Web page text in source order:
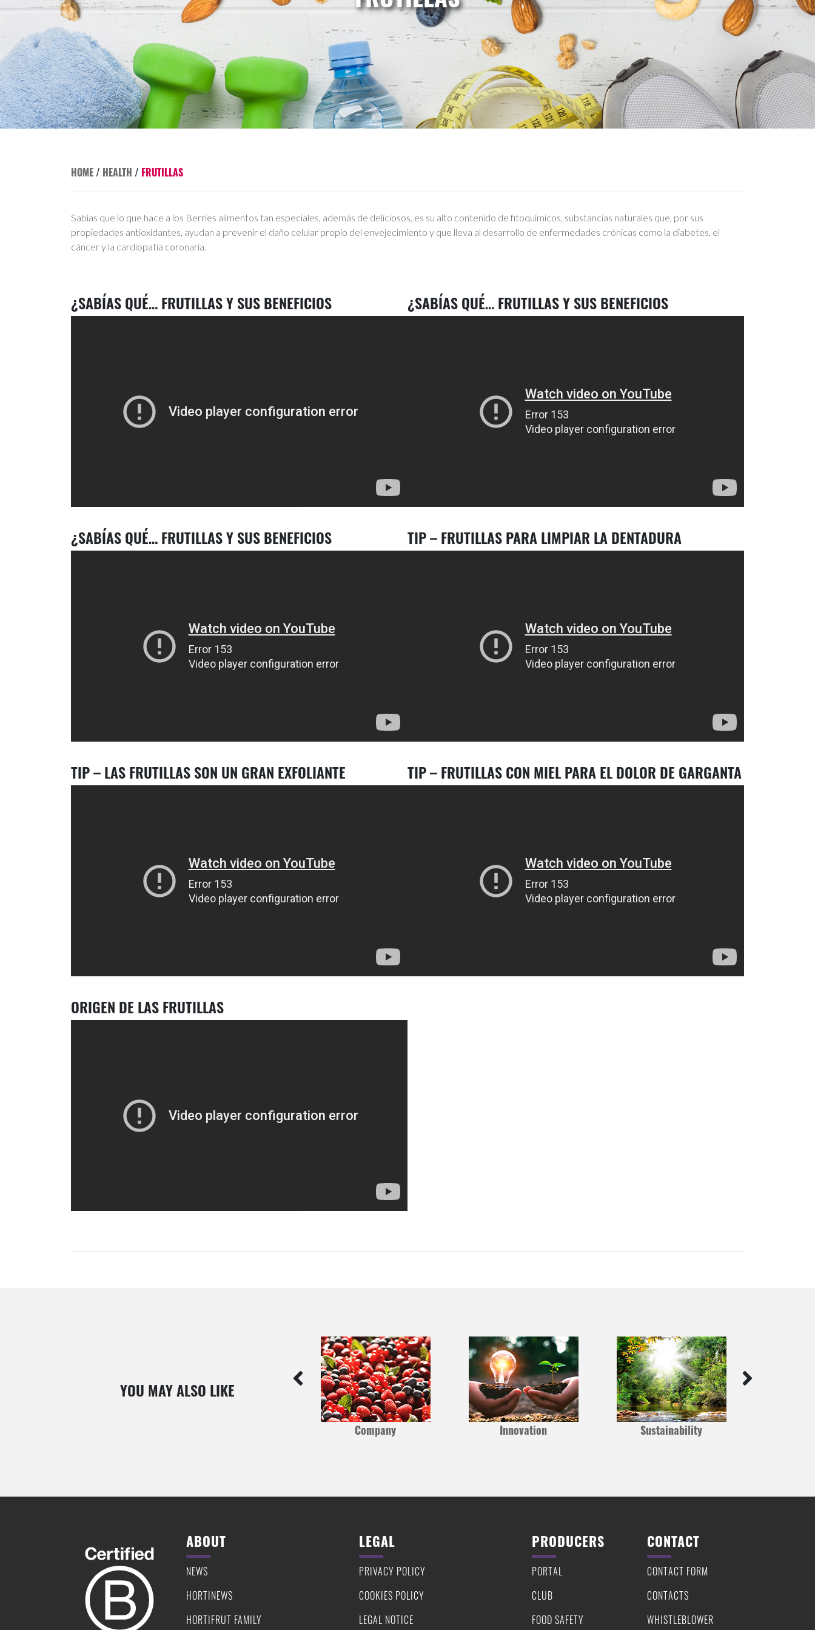
HOME/ HEALTH / FRUTILLAS
Sabías que lo que hace a los Berries alimentos tan especiales, además de deliciosos, es su alto contenido de fitoquímicos, substancias naturales que, por sus
propiedades antioxidantes, ayudan a prevenir el daño celular propio del envejecimiento y que lleva al desarrollo de enfermedades crónicas como la diabetes, el
cáncer y la cardiopatía coronaria.
¿SABÍAS QUÉ… FRUTILLAS Y SUS BENEFICIOS ¿SABÍAS QUÉ… FRUTILLAS Y SUS BENEFICIOS
¿SABÍAS QUÉ… FRUTILLAS Y SUS BENEFICIOS TIP – FRUTILLAS PARA LIMPIAR LA DENTADURA
TIP – LAS FRUTILLAS SON UN GRAN EXFOLIANTE TIP – FRUTILLAS CON MIEL PARA EL DOLOR DE GARGANTA
ORIGEN DE LAS FRUTILLAS
YOU MAY ALSO LIKE
Company Innovation Sustainability
ABOUT
NEWS
HORTINEWS
HORTIFRUT FAMILY
LEGAL
PRIVACY POLICY
COOKIES POLICY
LEGAL NOTICE
PRODUCERS
PORTAL
CLUB
FOOD SAFETY
CONTACT
CONTACT FORM
CONTACTS
WHISTLEBLOWER